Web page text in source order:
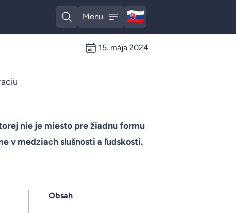
Open search
Menu
Open menu
🇸🇰
Slovak
15. mája 2024
nie je miesto pre žiadnu formu
v medziach slušnosti a ľudskosti.
Obsah